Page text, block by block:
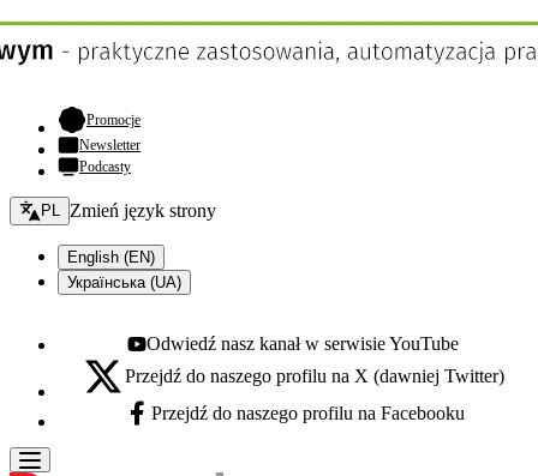
Promocje- otwiera się w nowej karcie
Newsletter
Podcasty
Zmień język - bieżący:
PL Zmień język strony
English (EN)
Українська (UA)
Youtube - otwiera się w nowej karcie
Odwiedź nasz kanał w serwisie YouTube
X - otwiera się w nowej karcie
Przejdź do naszego profilu na X (dawniej Twitter)
Facebook - otwiera się w nowej karcie
Przejdź do naszego profilu na Facebooku